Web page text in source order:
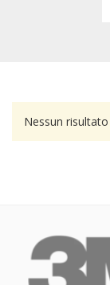
Nessun risultato